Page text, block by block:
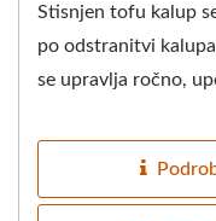
Stisnjen tofu kalup
po odstranitvi
se upravlja ročno,